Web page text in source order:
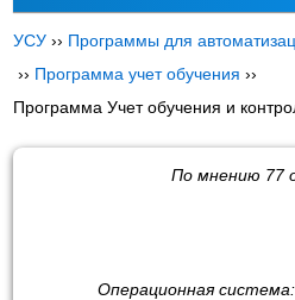
УСУ ›› Программы для
›› Программа учет обучения ››
Программа Учет обучения и
По мнению 77
Операционная система: